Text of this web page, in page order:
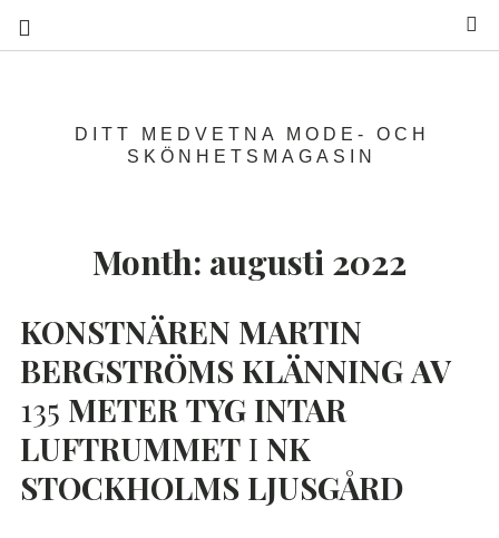
DITT MEDVETNA MODE- OCH
SKÖNHETSMAGASIN
Month: augusti 2022
KONSTNÄREN MARTIN
BERGSTRÖMS KLÄNNINGAV
135 METER TYG INTAR
LUFTRUMMETI NK
STOCKHOLMS LJUSGÅRD